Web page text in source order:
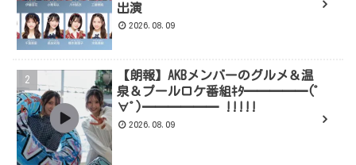
出演
2026.08.09
【朗報】AKBメンバーのグルメ＆温
泉＆プールロケ番組ｷﾀ━━━━━(ﾟ
∀ﾟ)━━━━━━ !!!!!
2026.08.09